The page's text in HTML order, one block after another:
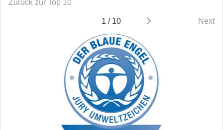
Zurück zur Top 10
1 / 10 Next